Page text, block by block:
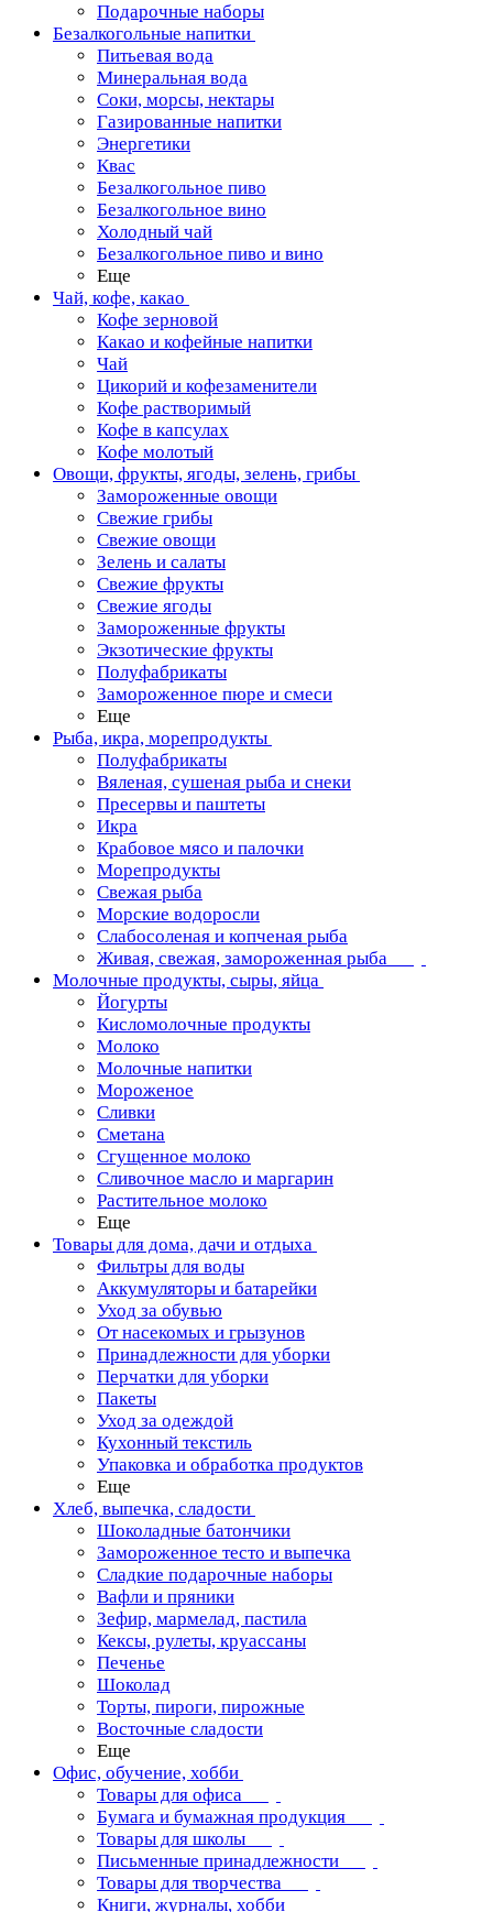
Подарочные наборы
Безалкогольные напитки
Питьевая вода
Минеральная вода
Соки, морсы, нектары
Газированные напитки
Энергетики
Квас
Безалкогольное пиво
Безалкогольное вино
Холодный чай
Безалкогольное пиво и вино
Еще
Чай, кофе, какао
Кофе зерновой
Какао и кофейные напитки
Чай
Цикорий и кофезаменители
Кофе растворимый
Кофе в капсулах
Кофе молотый
Овощи, фрукты, ягоды, зелень, грибы
Замороженные овощи
Свежие грибы
Свежие овощи
Зелень и салаты
Свежие фрукты
Свежие ягоды
Замороженные фрукты
Экзотические фрукты
Полуфабрикаты
Замороженное пюре и смеси
Еще
Рыба, икра, морепродукты
Полуфабрикаты
Вяленая, сушеная рыба и снеки
Пресервы и паштеты
Икра
Крабовое мясо и палочки
Морепродукты
Свежая рыба
Морские водоросли
Слабосоленая и копченая рыба
Живая, свежая, замороженная рыба
Молочные продукты, сыры, яйца
Йогурты
Кисломолочные продукты
Молоко
Молочные напитки
Мороженое
Сливки
Сметана
Сгущенное молоко
Сливочное масло и маргарин
Растительное молоко
Еще
Товары для дома, дачи и отдыха
Фильтры для воды
Аккумуляторы и батарейки
Уход за обувью
От насекомых и грызунов
Принадлежности для уборки
Перчатки для уборки
Пакеты
Уход за одеждой
Кухонный текстиль
Упаковка и обработка продуктов
Еще
Хлеб, выпечка, сладости
Шоколадные батончики
Замороженное тесто и выпечка
Сладкие подарочные наборы
Вафли и пряники
Зефир, мармелад, пастила
Кексы, рулеты, круассаны
Печенье
Шоколад
Торты, пироги, пирожные
Восточные сладости
Еще
Офис, обучение, хобби
Товары для офиса
Бумага и бумажная продукция
Товары для школы
Письменные принадлежности
Товары для творчества
Книги, журналы, хобби